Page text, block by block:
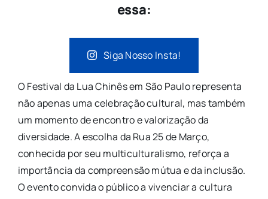
essa:
Siga Nosso Insta!
O Festival da Lua Chinês em São Paulo representa
não apenas uma celebração cultural, mas também
um momento de encontro e valorização da
diversidade. A escolha da Rua 25 de Março,
conhecida por seu multiculturalismo, reforça a
importância da compreensão mútua e da inclusão.
O evento convida o público a vivenciar a cultura